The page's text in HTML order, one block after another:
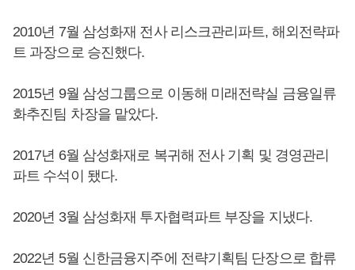
2010년 7월 삼성화재 전사 리스크관리파트, 해외전략파
트 과장으로 승진했다.
2015년 9월 삼성그룹으로 이동해 미래전략실 금융일류
화추진팀 차장을 맡았다.
2017년 6월 삼성화재로 복귀해 전사 기획 및 경영관리
파트 수석이 됐다.
2020년 3월 삼성화재 투자협력파트 부장을 지냈다.
2022년 5월 신한금융지주에 전략기획팀 단장으로 합류